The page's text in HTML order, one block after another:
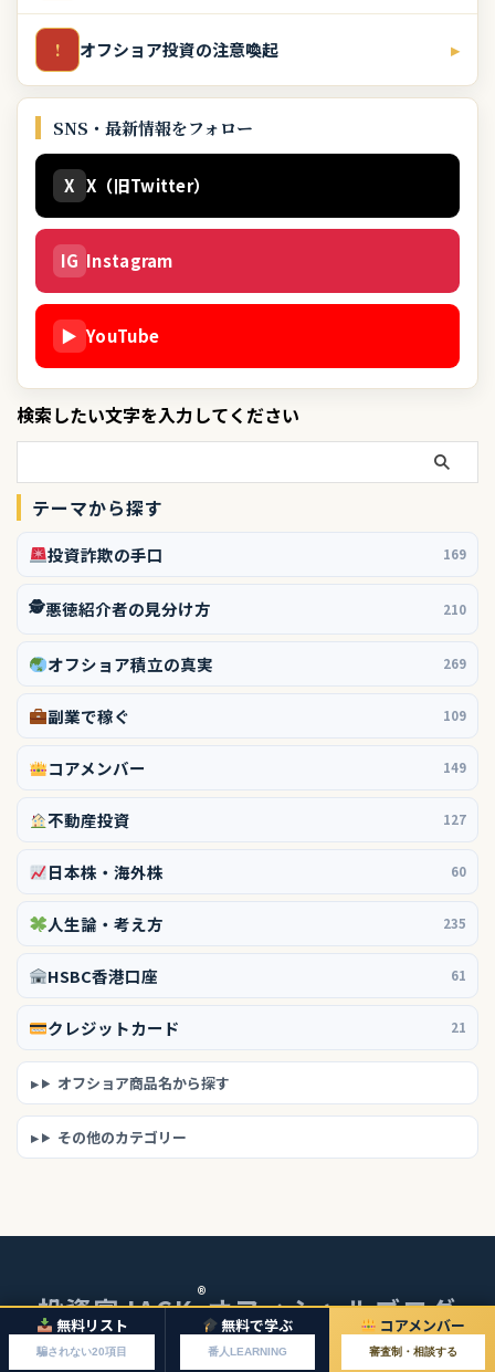
! オフショア投資の注意喚起 ▸
SNS・最新情報をフォロー
X X（旧Twitter）
IG Instagram
▶ YouTube
検索したい文字を入力してください
テーマから探す
投資詐欺の手口 169
🕵️悪徳紹介者の見分け方 210
オフショア積立の真実 269
副業で稼ぐ 109
コアメンバー 149
不動産投資 127
日本株・海外株 60
人生論・考え方 235
HSBC香港口座 61
クレジットカード 21
オフショア商品名から探す
その他のカテゴリー
無料リスト
騙されない20項目
無料で学ぶ
番人LEARNING
コアメンバー
審査制・相談する
投資家JACK®オフィシャルブログ
© 2026 投資家JACKオフィシャルブログ